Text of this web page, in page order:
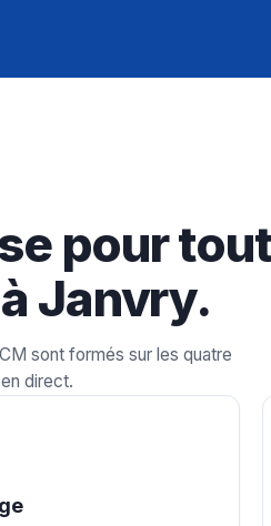
pour tout
Janvry.
sont formés sur les quatre
direct.